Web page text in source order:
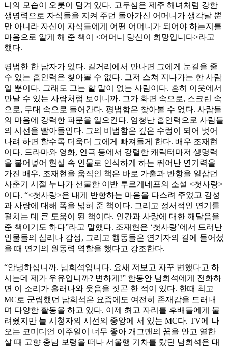
니의 모습이 오롯이 담겨 있다. 고두심은 제주 해녀처럼 강한
생명력으로 자식들을 지켜 주던 돌아가신 어머니가 생각날 뿐
만 아니라 자신이 자식들에게 어떤 어머니가 되어야 하는지를
마음으로 알게 해 준 책이 <어머니 당신이 희망입니다>라고
했다.
평범한 한 남자가 있다. 길거리에서 만나면 그에게 눈길을 줄
수 있는 흡인력은 찾아볼 수 없다. 그저 스쳐 지나가는 한 사람
일 뿐이다. 그래도 그는 할 말이 없는 사람이다. 흔히 이웃에서
만날 수 있는 사람처럼 보이니까. 그가 화면 속으로, 스크린 속
으로, 무대 속으로 들어간다. 평범함은 찾아볼 수 없다. 사람들
의 마음에 강력한 파문을 일으킨다. 엄청난 흡인력으로 사람들
의 시선을 빨아들인다. 그의 비범함은 깊은 수렁이 되어 벗어
나려 하면 할수록 더욱더 그에게 빠져들게 한다. 배우 조재현
이다. 드라마와 영화, 연극 등에서 강렬한 캐릭터마저 생명력
을 불어넣어 현실 속 인물로 인식하게 하는 뛰어난 연기력을
가진 배우, 조재현을 움직인 책은 바로 가출과 반항을 일삼던
사춘기 시절 누나가 선물한 이반 투르게네프의 소설 <첫사랑>
이다. “<첫사랑>은 내게 반항하는 마음을 다스려 주었고 감성
과 사랑에 대해 폭을 넓혀 준 책이다. 그리고 정서적인 연기를
펼치는 데 큰 도움이 된 책이다. 인간과 사랑에 대한 깨달음을
준 책이기도 하다”라고 말했다. 조재현은 ‘첫사랑’에서 드러난
인물들의 심리나 감성, 그리고 행동들은 연기자의 길에 들어섰
을 때 연기의 원동력 역할을 했다고 강조한다.
“안녕하십니까. 남희석입니다. 요새 저보고 자꾸 변했다고 하
시는데 제가 우유입니까? 변하게!” 한동안 남희석에게 전화하
면 이 소리가 흘러나와 웃음을 짓곤 한 적이 있다. 한때 최고
MC로 군림했던 남희석은 요즘에도 여전히 존재감을 드러내
며 다양한 활동을 하고 있다. 이제 최고 자리를 후배들에게 물
려줬지만 늘 시청자의 시선의 중앙에 서 있는 MC다. TV에 나
오는 코미디언 이주일이 너무 좋아 개그맨의 꿈을 안고 열한
살 때 고향 충남 보령을 떠나 서울행 기차를 탔던 남희석은 대